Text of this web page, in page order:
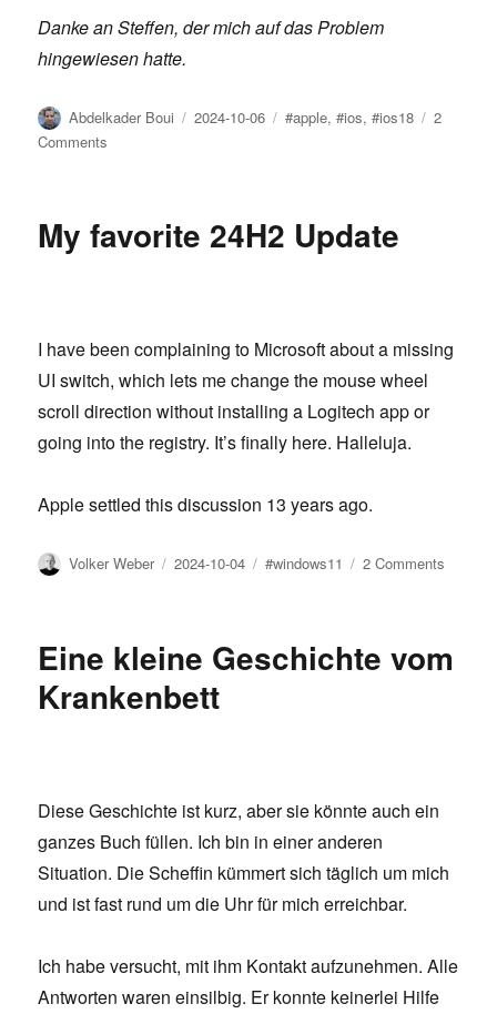
Danke an Steffen, der mich auf das Problem
hingewiesen hatte.
Author
Abdelkader Boui
Posted
2024-10-06 Tags
#apple,#ios,#ios18
2
Comments
18
My favorite 24H2 Update
I have been complaining to Microsoft about a missing
UI switch, which lets me change the mouse wheel
scroll direction without installing a Logitech app or
going into the registry. It’s finally here. Halleluja.
Apple settled this discussion 13 years ago.
Author
Volker Weber
Posted
2024-10-04 Tags
#windows11 2 Comments
Update
Eine kleine Geschichte vom
Krankenbett
Diese Geschichte ist kurz, aber sie könnte auch ein
ganzes Buch füllen. Ich bin in einer anderen
Situation. Die Scheffin kümmert sich täglich um mich
und ist fast rund um die Uhr für mich erreichbar.
Ich habe versucht, mit ihm Kontakt aufzunehmen. Alle
Antworten waren einsilbig. Er konnte keinerlei Hilfe